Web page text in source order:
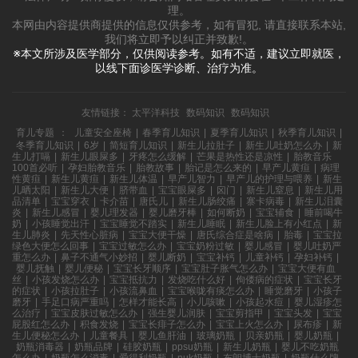
理。
本网由内容提供商提供的信息仅供参考，如有冒犯, 请直接联系本站,
我们将立即予以纠正并致歉!。
※本文所涉及医学部分，仅供阅读参考。如有不适，建议立即就医，
以线下面诊医学诊断、治疗为准。
友情链接： 太平洋科技 数码知识
数码知识
育儿专题
： 儿童安全座椅 | 春季育儿知识 | 夏季育儿知识 | 秋季育儿知识 |
冬季育儿知识 | 6岁 | 简短育儿知识 | 新生儿拉肚子 | 新生儿吐奶怎么办 | 新
生儿打嗝 | 新生儿眼屎多 | 牙疼怎么缓解 | 芒果是热性还是凉性 | 胎教音乐
100首必听 | 孕妇胎教音乐 | 胎教故事 | 胎记是怎么来的 | 早产儿黄疸 | 病理
性黄疸 | 新生儿黄疸 | 新生儿体温 | 早产儿智力 | 早产儿的护理与喂养 | 新生
儿晒太阳 | 新生儿大便 | 脐带血 | 宝宝眼屎多 | 囟门 | 新生儿窒息 | 新生儿用
品清单 | 宝宝穿衣 | 卡介苗 | 唐氏儿 | 新生儿肠绞痛 | 寨卡病毒 | 新生儿泪囊
炎 | 新生儿感冒 | 婴儿理发器 | 婴儿磨牙棒 | 如何断奶 | 宝宝辅食 | 睡前喝牛
奶 | 小孩睡觉出汗 | 宝宝睡觉不踏实 | 新生儿睡眠 | 新生儿脸上有小红点 | 新
生儿肺炎 | 先天性心脏病 | 宝宝大便干燥 | 唐氏综合症是啥病 | 胎毒 | 宝宝拉
绿色大便怎么回事 | 宝宝过敏怎么办 | 宝宝奶粉过敏 | 婴儿感冒 | 婴儿吐奶严
重怎么办 | 鼻子不通气小妙招 | 婴儿断奶 | 宝宝补钙 | 儿童补钙 | 孕妇补钙 |
婴儿抚触 | 婴儿便秘 | 宝宝长牙顺序 | 宝宝肚子胀气怎么办 | 宝宝大便有血
丝 | 小孩发烧怎么办 | 宝宝抵抗力 | 发烧吃什么好 | 佝偻病的症状 | 宝宝长牙
的症状 | 小孩拉肚子 | 小孩流鼻血 | 宝宝喉咙有痰怎么办 | 睡觉磨牙 | 小孩子
磨牙 | 手足口病严重吗 | 怎样才能长高 | 小儿咳嗽 | 小孩起水痘 | 婴儿湿疹怎
么治疗 | 宝宝皮肤过敏怎么办 | 强生婴儿润肤 | 宝宝剪指甲 | 宝宝头发 | 宝宝
屁股红怎么办 | 积食发烧 | 宝宝长痱子怎么办 | 宝宝上火怎么办 | 尿布疹 | 新
生儿便秘怎么办 | 儿童餐具 | 婴儿鱼肝油 | 玻璃奶瓶 | 贝亲奶瓶 | 婴儿奶瓶 |
奶瓶消毒器 | 奶瓶品牌 | 硅胶奶瓶 | ppsu奶瓶 | 新生儿奶瓶 | 婴儿不吃奶瓶